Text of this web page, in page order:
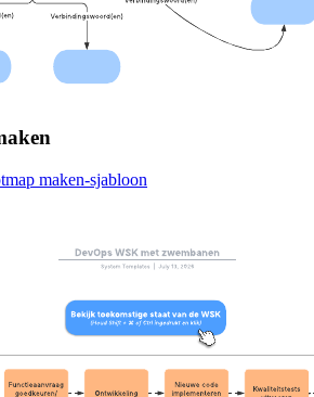
maken-sjabloon